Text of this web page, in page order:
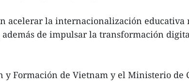
acelerar la internacionalización
de impulsar la transformación
Formación de Vietnam y el Ministerio de